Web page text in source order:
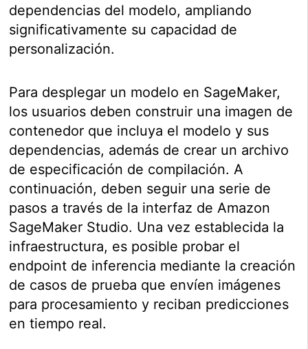
dependencias del modelo, ampliando
significativamente su capacidad de
personalización.
Para desplegar un modelo en SageMaker,
los usuarios deben construir una imagen de
contenedor que incluya el modelo y sus
dependencias, además de crear un archivo
de especificación de compilación. A
continuación, deben seguir una serie de
pasos a través de la interfaz de Amazon
SageMaker Studio. Una vez establecida la
infraestructura, es posible probar el
endpoint de inferencia mediante la creación
de casos de prueba que envíen imágenes
para procesamiento y reciban predicciones
en tiempo real.